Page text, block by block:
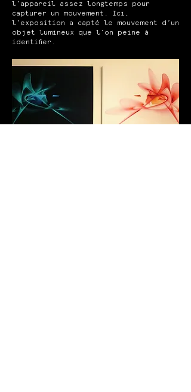
l’appareil assez longtemps pour
capturer un mouvement. Ici,
l’exposition a capté le mouvement d’un
objet lumineux que l’on peine à
identifier.